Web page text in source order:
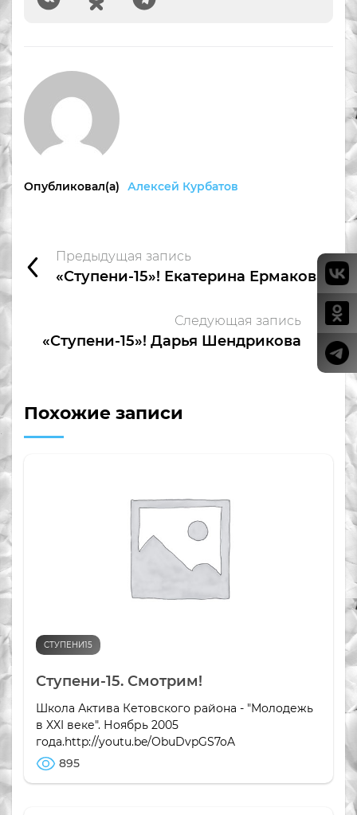
Опубликовал(а) Алексей Курбатов
Предыдущая запись
«Ступени-15»! Екатерина Ермакова
Следующая запись
«Ступени-15»! Дарья Шендрикова
Похожие записи
СТУПЕНИ15
Ступени-15. Смотрим!
Школа Актива Кетовского района - "Молодежь
в XXI веке". Ноябрь 2005
года.http://youtu.be/ObuDvpGS7oA
895